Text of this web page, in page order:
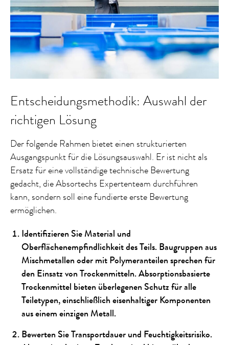
Entscheidungsmethodik: Auswahl der
richtigen Lösung
Der folgende Rahmen bietet einen strukturierten
Ausgangspunkt für die Lösungsauswahl. Er ist nicht als
Ersatz für eine vollständige technische Bewertung
gedacht, die Absortechs Expertenteam durchführen
kann, sondern soll eine fundierte erste Bewertung
ermöglichen.
Identifizieren Sie Material und
Oberflächenempfindlichkeit des Teils. Baugruppen aus
Mischmetallen oder mit Polymeranteilen sprechen für
den Einsatz von Trockenmitteln. Absorptionsbasierte
Trockenmittel bieten überlegenen Schutz für alle
Teiletypen, einschließlich eisenhaltiger Komponenten
aus einem einzigen Metall.
Bewerten Sie Transportdauer und Feuchtigkeitsrisiko.